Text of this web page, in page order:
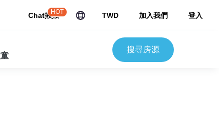
Chat揪揪
HOT TWD 加入我們 登入
搜尋房源